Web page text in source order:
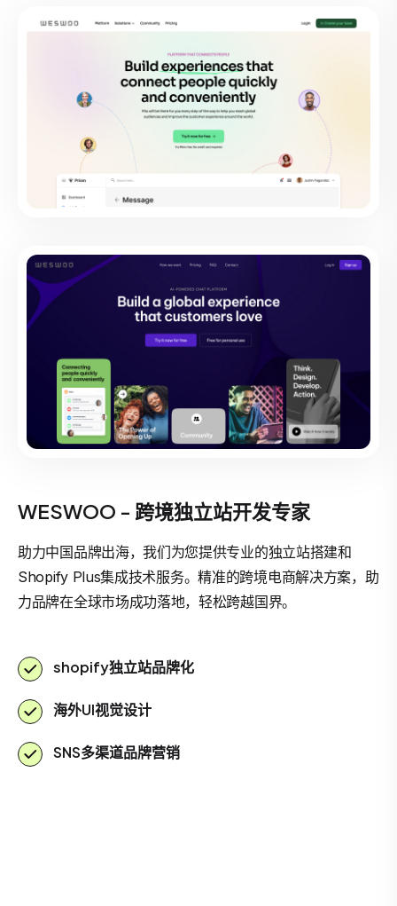
WESWOO - 跨境独立站开发专家
助力中国品牌出海，我们为您提供专业的独立站搭建和
Shopify Plus集成技术服务。精准的跨境电商解决方案，助
力品牌在全球市场成功落地，轻松跨越国界。
shopify独立站品牌化
海外UI视觉设计
SNS多渠道品牌营销